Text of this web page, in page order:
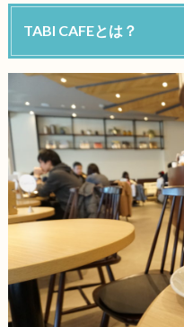
TABI CAFEとは？